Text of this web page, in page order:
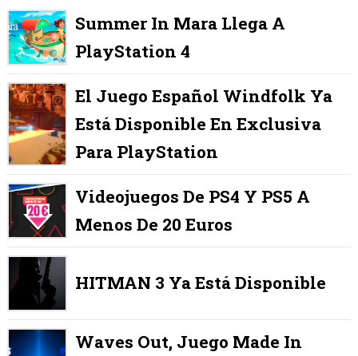
Summer In Mara Llega A
PlayStation 4
El Juego Español Windfolk Ya
Está Disponible En Exclusiva
Para PlayStation
Videojuegos De PS4 Y PS5 A
Menos De 20 Euros
HITMAN 3 Ya Está Disponible
Waves Out, Juego Made In